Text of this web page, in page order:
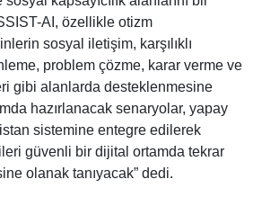
AI, özellikle otizm
sosyal iletişim, karşılıklı
problem çözme, karar verme ve
gibi alanlarda desteklenmesine
hazırlanacak senaryolar, yapay
sistemine entegre edilerek
güvenli bir dijital ortamda tekrar
olanak tanıyacak” dedi.